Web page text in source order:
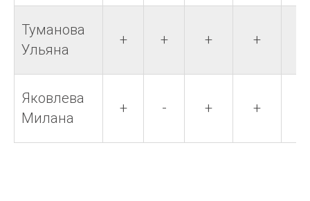
Туманова
Ульяна
+ + + +
Яковлева
Милана
+ - + +